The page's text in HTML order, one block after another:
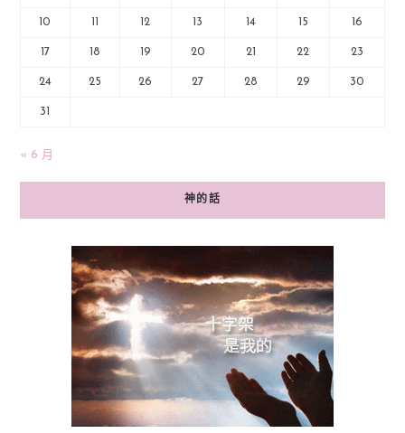
10 12 13 14 15 16
17 18 19 20 21 22 23
24 25 26 27 28 29 30
31
« 6 月
神的話